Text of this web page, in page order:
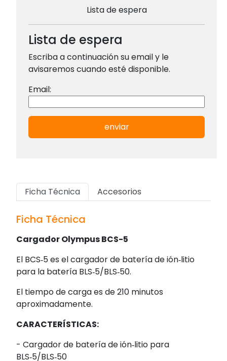
Lista de espera
Lista de espera
Escriba a continuación su email y le
avisaremos cuando esté disponible.
Email:
enviar
Ficha Técnica Accesorios
Ficha Técnica
Cargador Olympus BCS-5
El BCS‑5 es el cargador de batería de ión‑litio
para la batería BLS‑5/BLS‑50.
El tiempo de carga es de 210 minutos
aproximadamente.
CARACTERÍSTICAS:
- Cargador de batería de ión‑litio para
BLS‑5/BLS‑50